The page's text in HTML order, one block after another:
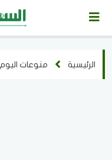
الرئيسية منوعات اليوم